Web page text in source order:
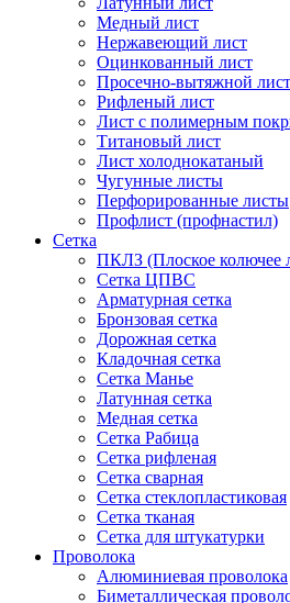
Медный лист
Нержавеющий лист
Оцинкованный лист
Просечно-вытяжной
Рифленый лист
Лист с полимерным
Титановый лист
Лист холоднокатаный
Чугунные листы
Перфорированные листы
Профлист (профнастил)
Сетка
ПКЛЗ (Плоское колючее
Сетка ЦПВС
Арматурная сетка
Бронзовая сетка
Дорожная сетка
Кладочная сетка
Сетка Манье
Латунная сетка
Медная сетка
Сетка Рабица
Сетка рифленая
Сетка сварная
Сетка стеклопластиковая
Сетка тканая
Сетка для штукатурки
Проволока
Алюминиевая проволока
Биметаллическая